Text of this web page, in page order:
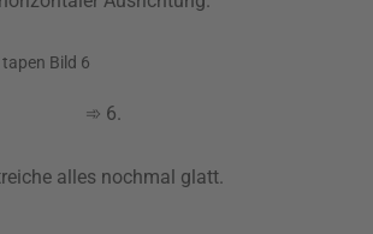
➾ 6.
alles nochmal glatt.